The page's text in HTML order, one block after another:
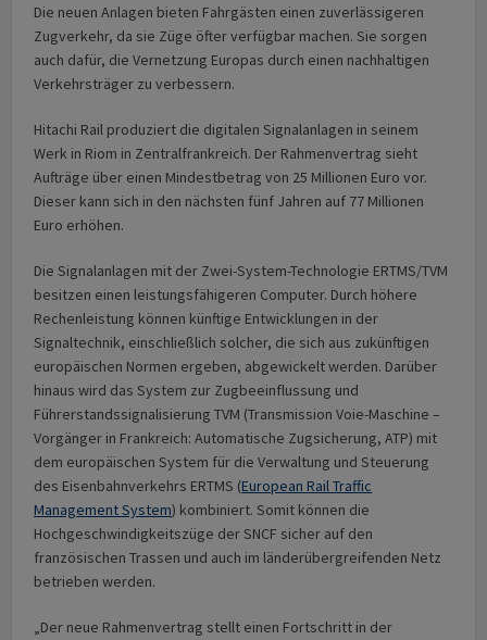
Die neuen Anlagen bieten Fahrgästen einen zuverlässigeren
Zugverkehr, da sie Züge öfter verfügbar machen. Sie sorgen
auch dafür, die Vernetzung Europas durch einen nach­haltigen
Verkehrsträger zu verbessern.
Hitachi Rail produziert die digitalen Signalanlagen in seinem
Werk in Riom in Zentral­frankreich. Der Rahmenvertrag sieht
Aufträge über einen Mindestbetrag von 25 Millionen Euro vor.
Dieser kann sich in den nächsten fünf Jahren auf 77 Millionen
Euro erhöhen.
Die Signalanlagen mit der Zwei-System-Technologie ERTMS/TVM
besitzen einen leistungs­fähigeren Computer. Durch höhere
Rechenleistung können künftige Entwicklungen in der
Signaltechnik, einschließlich solcher, die sich aus zukünftigen
europäischen Normen ergeben, abgewickelt werden. Darüber
hinaus wird das System zur Zugbeeinflussung und
Führerstandssignalisierung TVM (Transmission Voie-Maschine –
Vorgänger in Frankreich: Automatische Zugsicherung, ATP) mit
dem europäischen System für die Verwaltung und Steuerung
des Eisenbahnverkehrs ERTMS (European Rail Traffic
Management System) kombiniert. Somit können die
Hochgeschwindigkeitszüge der SNCF sicher auf den
französischen Trassen und auch im länderübergreifenden Netz
betrieben werden.
„Der neue Rahmenvertrag stellt einen Fortschritt in der